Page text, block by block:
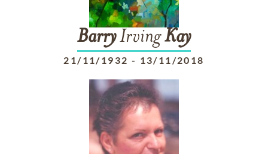
BarryIrvingKay
21/11/1932 - 13/11/2018